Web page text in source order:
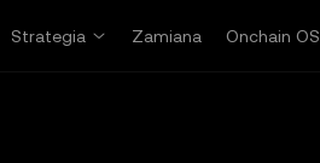
Strategia Zamiana Onchain OS